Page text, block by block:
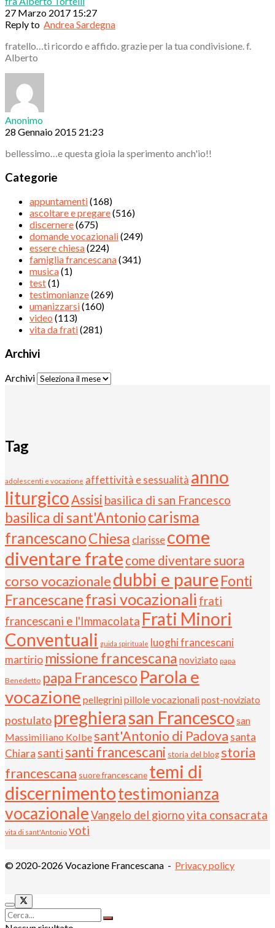
27 Marzo 2017 15:27
Reply to Andrea Sardegna
fratello…ti ricordo e affido. grazie per la tua condivisione. f.
Alberto
Anonimo
28 Gennaio 2015 21:23
bellessimo…e questa gioia la sperimento anch'io!!
Categorie
appuntamenti(168)
ascoltare e pregare(516)
discernere(675)
domande vocazionali(249)
essere chiesa(224)
famiglia francescana(341)
musica(1)
test(1)
testimonianze(269)
umanizzarsi(160)
video (113)
vita da frati(281)
Archivi
Archivi
Tag
adolescenti e vocazione affettività e sessualità anno
liturgicoAssisi basilica di san Francesco
basilica di sant'Antoniocarisma
francescanoChiesa clarisse come
diventare frate come diventare suora
corso vocazionaledubbi e paure Fonti
Francescanefrasi vocazionali frati
francescani e l'Immacolata Frati Minori
Conventuali guida spirituale luoghi francescani
martirio missione francescana noviziato papa
Benedetto papa Francesco Parola e
vocazione pellegrinipillole vocazionalipost-noviziato
postulato preghierasan Francesco san
Massimiliano Kolbe sant'Antonio di Padova santa
Chiara santisanti francescani storia del blog storia
francescana suore francescane temi di
discernimentotestimonianza
vocazionaleVangelo del giornovita consacrata
vita di sant'Antonio voti
© 2020-2026 Vocazione Francescana - Privacy policy